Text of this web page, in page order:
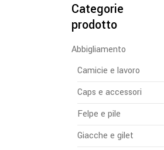
Categorie
prodotto
Abbigliamento
Camicie e lavoro
Caps e accessori
Felpe e pile
Giacche e gilet